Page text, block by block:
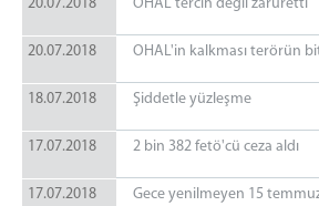
20.07.2018 OHAL tercih değil zaruretti
20.07.2018 OHAL'in kalkması terörün
18.07.2018 Şiddetle yüzleşme
17.07.2018 2 bin 382 fetö'cü ceza aldı
17.07.2018 Gece yenilmeyen 15